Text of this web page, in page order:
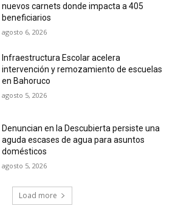
nuevos carnets donde impacta a 405
beneficiarios
agosto 6, 2026
Infraestructura Escolar acelera
intervención y remozamiento de escuelas
en Bahoruco
agosto 5, 2026
Denuncian en la Descubierta persiste una
aguda escases de agua para asuntos
domésticos
agosto 5, 2026
Load more